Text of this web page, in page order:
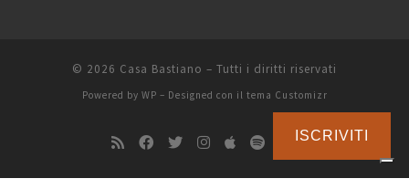
© 2026 Casa Bastiano – Tutti i diritti riservati
Powered by WP – Designed con il tema Customizr
ISCRIVITI